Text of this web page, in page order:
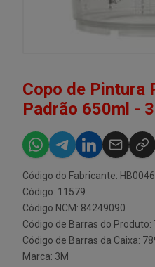
Copo de Pintura
Padrão 650ml -
Código do Fabricante:
Código: 11579
Código NCM: 84249090
Código de Barras do
Código de Barras da Caixa:
Marca: 3M